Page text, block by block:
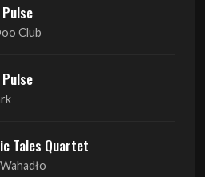
Club
Tales Quartet